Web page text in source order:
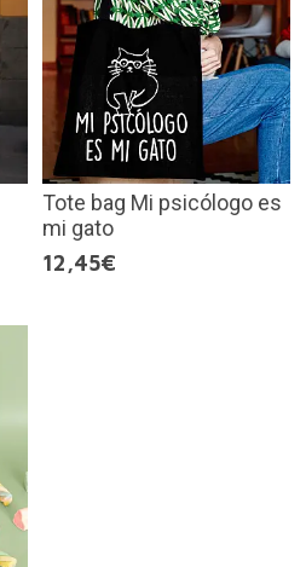
Tote bag Mi psicólogo es
mi gato
12,45€